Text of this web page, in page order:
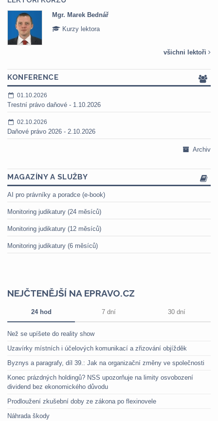
Mgr. Marek Bednář
Kurzy lektora
všichni lektoři
KONFERENCE
01.10.2026
Trestní právo daňové - 1.10.2026
02.10.2026
Daňové právo 2026 - 2.10.2026
Archiv
MAGAZÍNY A SLUŽBY
AI pro právníky a poradce (e-book)
Monitoring judikatury (24 měsíců)
Monitoring judikatury (12 měsíců)
Monitoring judikatury (6 měsíců)
NEJČTENĚJŠÍ NA EPRAVO.CZ
24 hod 7 dní 30 dní
Než se upíšete do reality show
Uzavírky místních i účelových komunikací a zřizování objížděk
Byznys a paragrafy, díl 39.: Jak na organizační změny ve společnosti
Konec prázdných holdingů? NSS upozorňuje na limity osvobození
dividend bez ekonomického důvodu
Prodloužení zkušební doby ze zákona po flexinovele
Náhrada škody